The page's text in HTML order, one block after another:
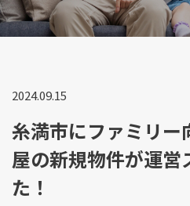
2024.09.15
糸満市にファミリー
屋の新規物件が運営
た！